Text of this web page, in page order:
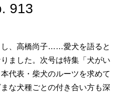
913
し、高橋尚子……愛犬を語ると
ました。次号は特集「犬がい
代表・柴犬のルーツを求めて
な犬種ごとの付き合い方も深